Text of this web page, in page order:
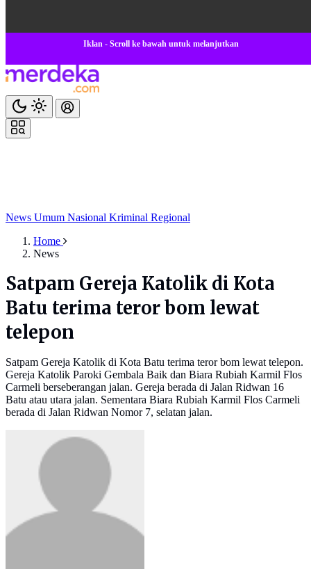
Iklan - Scroll ke bawah untuk melanjutkan
News Umum Nasional Kriminal Regional
Home
News
Satpam Gereja Katolik di Kota
Batu terima teror bom lewat
telepon
Satpam Gereja Katolik di Kota Batu terima teror bom lewat telepon.
Gereja Katolik Paroki Gembala Baik dan Biara Rubiah Karmil Flos
Carmeli berseberangan jalan. Gereja berada di Jalan Ridwan 16
Batu atau utara jalan. Sementara Biara Rubiah Karmil Flos Carmeli
berada di Jalan Ridwan Nomor 7, selatan jalan.